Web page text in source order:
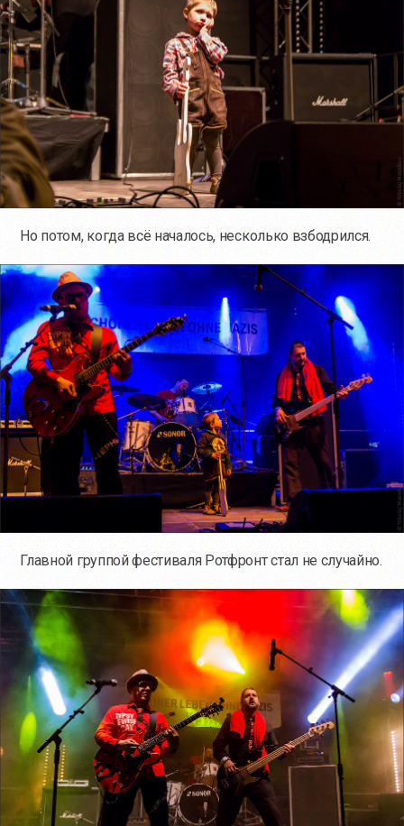
Но потом, когда всё началось, несколько взбодрился.
Главной группой фестиваля Ротфронт стал не случайно.